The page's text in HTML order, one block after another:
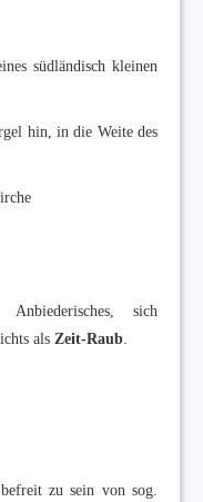
südländisch kleinen
hin, in die Weite des
Anbiederisches, sich
als Zeit-Raub
zu sein von sog.